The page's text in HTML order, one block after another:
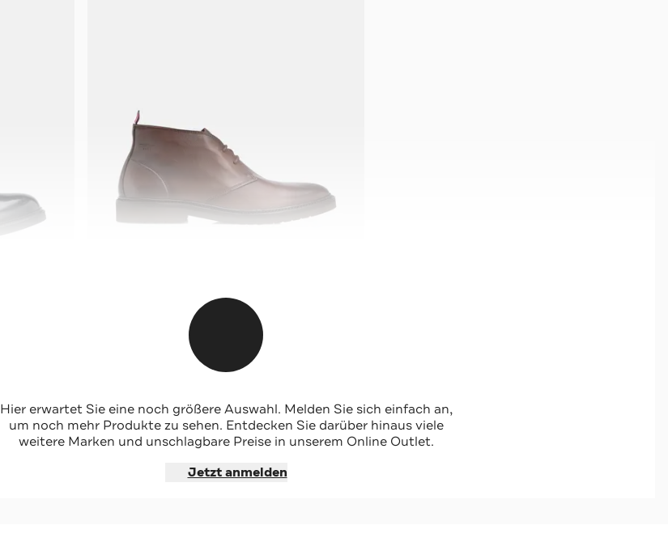
Ankle Boots dunkelbraun
-35%*
Jetzt shoppen
Hier erwartet Sie eine noch größere Auswahl. Melden Sie sich einfach an,
um noch mehr Produkte zu sehen. Entdecken Sie darüber hinaus viele
weitere Marken und unschlagbare Preise in unserem Online Outlet.
Jetzt anmelden